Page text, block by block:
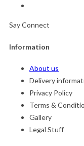
Say Connect
Information
About us
Delivery
Privacy Policy
Terms &
Gallery
Legal Stuff